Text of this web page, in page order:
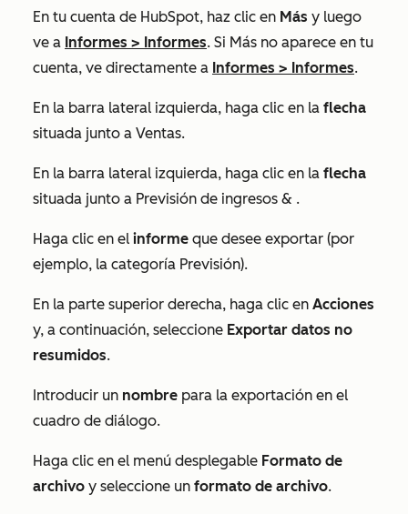
En tu cuenta de HubSpot, haz clic en Más y luego
ve a Informes > Informes. Si Más no aparece en tu
cuenta, ve directamente a Informes > Informes.
En la barra lateral izquierda, haga clic en la flecha
situada junto a Ventas.
En la barra lateral izquierda, haga clic en la flecha
situada junto a Previsión de ingresos & .
Haga clic en el informe que desee exportar (por
ejemplo, la categoría Previsión).
En la parte superior derecha, haga clic en Acciones
y, a continuación, seleccione Exportar datos no
resumidos.
Introducir un nombre para la exportación en el
cuadro de diálogo.
Haga clic en el menú desplegable Formato de
archivo y seleccione un formato de archivo.